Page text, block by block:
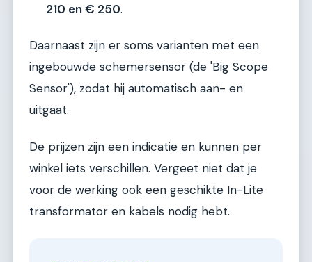
210 en € 250.
Daarnaast zijn er soms varianten met een
ingebouwde schemersensor (de 'Big Scope
Sensor'), zodat hij automatisch aan- en
uitgaat.
De prijzen zijn een indicatie en kunnen per
winkel iets verschillen. Vergeet niet dat je
voor de werking ook een geschikte In-Lite
transformator en kabels nodig hebt.